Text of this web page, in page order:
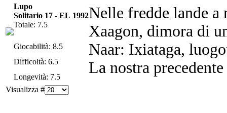
Nelle fredde lande a
Xaagon, dimora di
Naar: Ixiataga,
La nostra
Lupo
Solitario 17 - EL 1992
Totale: 7.5
Giocabilità: 8.5
Difficoltà: 6.5
Longevità: 7.5
Visualizza #